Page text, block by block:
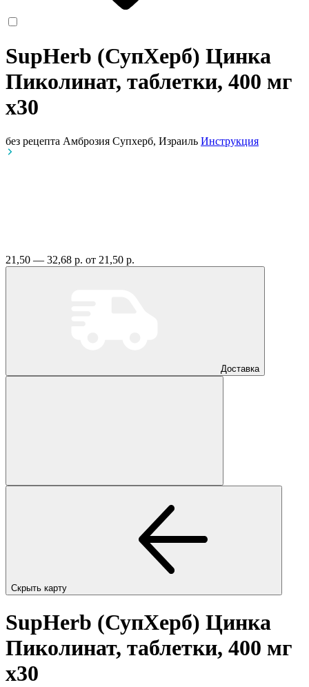
SupHerb (СупХерб) Цинка
Пиколинат, таблетки, 400 мг
x30
без рецепта Амброзия Супхерб, Израиль Инструкция
21,50 — 32,68 р. от 21,50 р.
Доставка
Скрыть карту
SupHerb (СупХерб) Цинка
Пиколинат, таблетки, 400 мг
x30